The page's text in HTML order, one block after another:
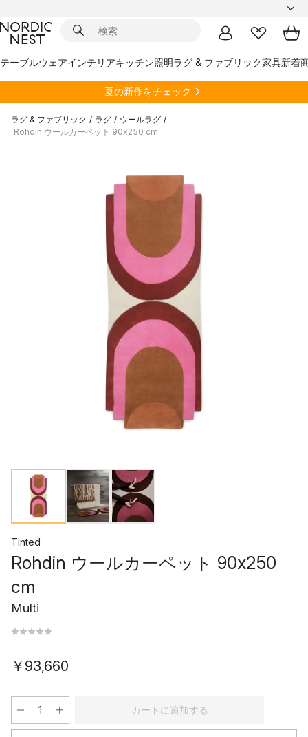
テーブルウェアインテリアキッチン照明ラグ & ファブリック家具新着
夏の新作をチェック
ラグ & ファブリック / ラグ / ウールラグ /
Rohdin ウールカーペット 90x250 cm
Tinted
Rohdin ウールカーペット 90x250
cm
Multi
￥93,660
カートに追加する